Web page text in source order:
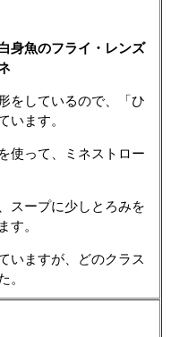
身魚のフライ・レンズ
をしているので、「ひ
います。
使って、ミネストロー
スープに少しとろみを
す。
いますが、どのクラス
。